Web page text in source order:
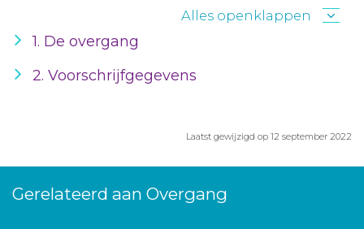
Alles openklappen
1. De overgang
2. Voorschrijfgegevens
Laatst gewijzigd op 12 september 2022
Gerelateerd aan Overgang